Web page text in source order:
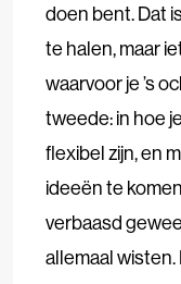
doen bent. Dat
te halen, maar
waarvoor je ’s
tweede: in hoe
flexibel zijn, en
ideeën te
verbaasd
allemaal